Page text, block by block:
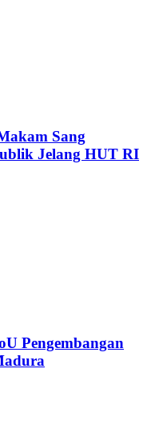
Sang
Jelang HUT RI
Pengembangan